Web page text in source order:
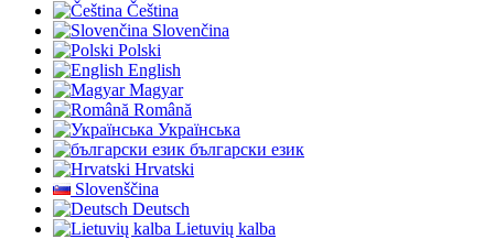
Čeština
Slovenčina
Polski
English
Magyar
Română
Українська
български език
Hrvatski
Slovenščina
Deutsch
Lietuvių kalba